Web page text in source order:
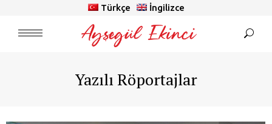
Türkçe İngilizce
Yazılı Röportajlar